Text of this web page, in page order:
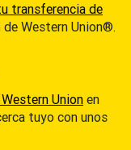
transferencia de
Western Union®.
Unionen
tuyo con unos